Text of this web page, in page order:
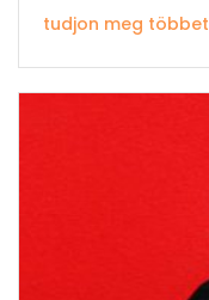
tudjon meg többet